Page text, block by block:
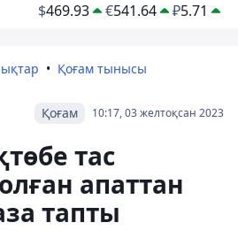
$469.93 €541.64 ₽5.71
Қоғам тынысы
10:17, 03 желтоқсан 2023
Қоғам
тас
апаттан
тапты